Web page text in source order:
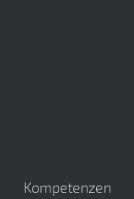
Kompetenzen